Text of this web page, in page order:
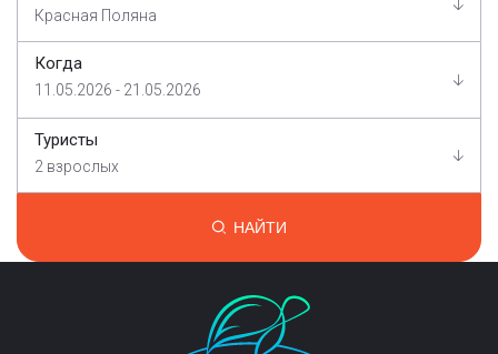
Красная Поляна
Когда
11.05.2026 - 21.05.2026
Туристы
2 взрослых
НАЙТИ